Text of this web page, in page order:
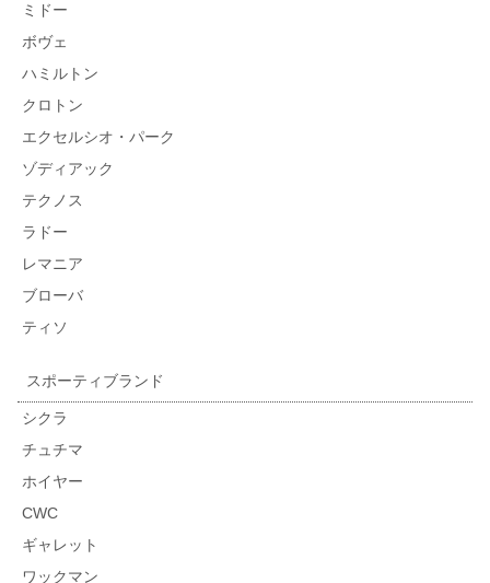
ミドー
ボヴェ
ハミルトン
クロトン
エクセルシオ・パーク
ゾディアック
テクノス
ラドー
レマニア
ブローバ
ティソ
スポーティブランド
シクラ
チュチマ
ホイヤー
CWC
ギャレット
ワックマン